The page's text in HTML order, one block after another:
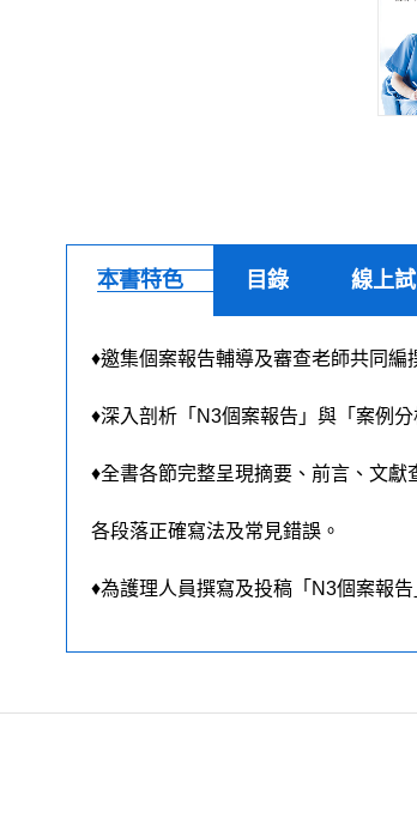
本書特色 目錄 線上
♦邀集個案報告輔導及審查老師共同編
♦深入剖析「N3個案報告」與「案例
♦全書各節完整呈現摘要、前言、文
各段落正確寫法及常見錯誤。
♦為護理人員撰寫及投稿「N3個案報